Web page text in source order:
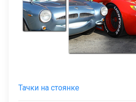
Тачки на стоянке